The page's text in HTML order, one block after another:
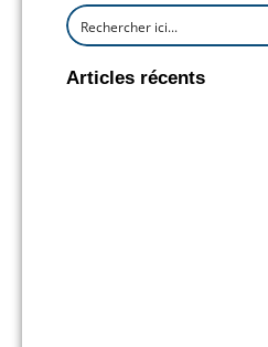
Articles récents